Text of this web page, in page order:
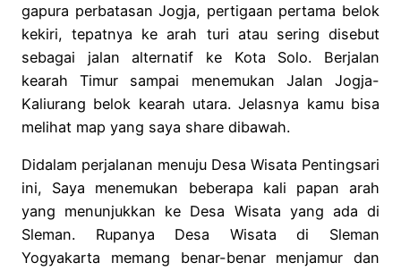
gapura perbatasan Jogja, pertigaan pertama belok
kekiri, tepatnya ke arah turi atau sering disebut
sebagai jalan alternatif ke Kota Solo. Berjalan
kearah Timur sampai menemukan Jalan Jogja-
Kaliurang belok kearah utara. Jelasnya kamu bisa
melihat map yang saya share dibawah.
Didalam perjalanan menuju Desa Wisata Pentingsari
ini, Saya menemukan beberapa kali papan arah
yang menunjukkan ke Desa Wisata yang ada di
Sleman. Rupanya Desa Wisata di Sleman
Yogyakarta memang benar-benar menjamur dan